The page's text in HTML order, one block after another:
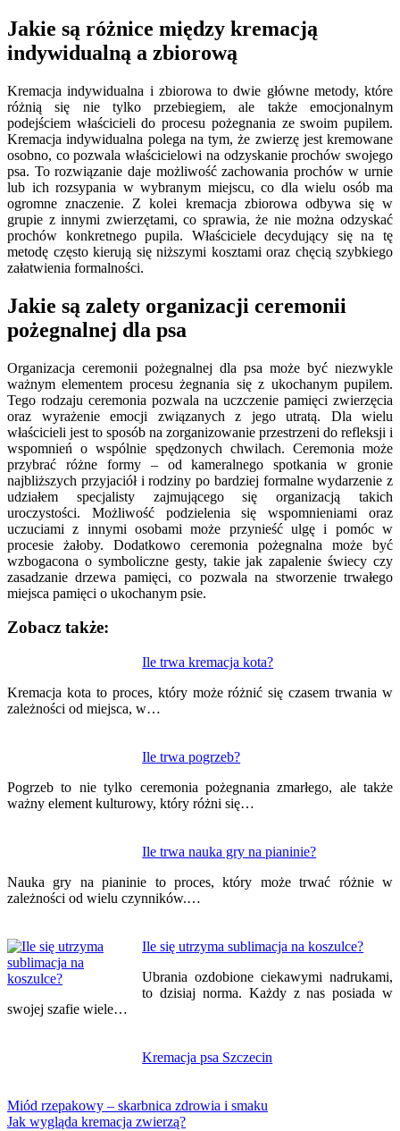
Jakie są różnice między kremacją
indywidualną a zbiorową
Kremacja indywidualna i zbiorowa to dwie główne metody, które
różnią się nie tylko przebiegiem, ale także emocjonalnym
podejściem właścicieli do procesu pożegnania ze swoim pupilem.
Kremacja indywidualna polega na tym, że zwierzę jest kremowane
osobno, co pozwala właścicielowi na odzyskanie prochów swojego
psa. To rozwiązanie daje możliwość zachowania prochów w urnie
lub ich rozsypania w wybranym miejscu, co dla wielu osób ma
ogromne znaczenie. Z kolei kremacja zbiorowa odbywa się w
grupie z innymi zwierzętami, co sprawia, że nie można odzyskać
prochów konkretnego pupila. Właściciele decydujący się na tę
metodę często kierują się niższymi kosztami oraz chęcią szybkiego
załatwienia formalności.
Jakie są zalety organizacji ceremonii
pożegnalnej dla psa
Organizacja ceremonii pożegnalnej dla psa może być niezwykle
ważnym elementem procesu żegnania się z ukochanym pupilem.
Tego rodzaju ceremonia pozwala na uczczenie pamięci zwierzęcia
oraz wyrażenie emocji związanych z jego utratą. Dla wielu
właścicieli jest to sposób na zorganizowanie przestrzeni do refleksji i
wspomnień o wspólnie spędzonych chwilach. Ceremonia może
przybrać różne formy – od kameralnego spotkania w gronie
najbliższych przyjaciół i rodziny po bardziej formalne wydarzenie z
udziałem specjalisty zajmującego się organizacją takich
uroczystości. Możliwość podzielenia się wspomnieniami oraz
uczuciami z innymi osobami może przynieść ulgę i pomóc w
procesie żałoby. Dodatkowo ceremonia pożegnalna może być
wzbogacona o symboliczne gesty, takie jak zapalenie świecy czy
zasadzanie drzewa pamięci, co pozwala na stworzenie trwałego
miejsca pamięci o ukochanym psie.
Zobacz także:
Ile trwa kremacja kota?
Kremacja kota to proces, który może różnić się czasem trwania w
zależności od miejsca, w…
Ile trwa pogrzeb?
Pogrzeb to nie tylko ceremonia pożegnania zmarłego, ale także
ważny element kulturowy, który różni się…
Ile trwa nauka gry na pianinie?
Nauka gry na pianinie to proces, który może trwać różnie w
zależności od wielu czynników.…
Ile się utrzyma sublimacja na koszulce?
Ubrania ozdobione ciekawymi nadrukami,
to dzisiaj norma. Każdy z nas posiada w
swojej szafie wiele…
Kremacja psa Szczecin
wpisu
Miód rzepakowy – skarbnica zdrowia i smaku
Jak wygląda kremacja zwierzą?